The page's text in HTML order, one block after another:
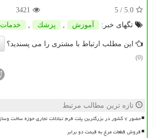
5.0
/ 5
3421
تگهای خبر:
آموزش , پزشك , خدمات
این مطلب ارتباط با مشتری را می پسندید؟
(0)
تازه ترین مطالب مرتبط
حضور ۷ کشور در بزرگترین پلت فرم تبادلات تجاری حوزه ساخت وساز
فروش قطعات مرغ به قیمت دو برابر